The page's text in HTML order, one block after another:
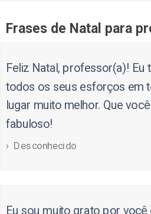
Frases de Natal para
Feliz Natal, professor(a)! Eu
todos os seus esforços em
lugar muito melhor. Que
fabuloso!
Desconhecido
Eu sou muito grato por